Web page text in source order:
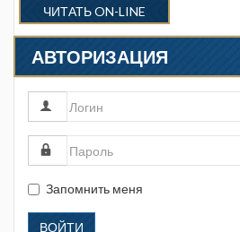
ЧИТАТЬ ON-LINE
АВТОРИЗАЦИЯ
Запомнить меня
ВОЙТИ